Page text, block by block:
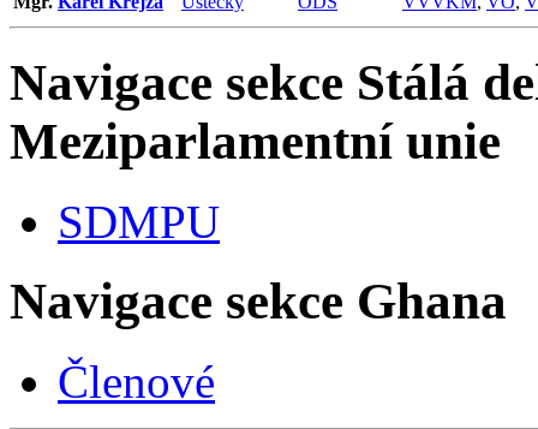
Navigace sekce Stálá
Meziparlamentní unie
SDMPU
Navigace sekce Ghana
Členové